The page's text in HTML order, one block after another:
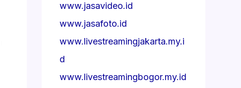
www.jasavideo.id
www.jasafoto.id
www.livestreamingjakarta.my.i
d
www.livestreamingbogor.my.id